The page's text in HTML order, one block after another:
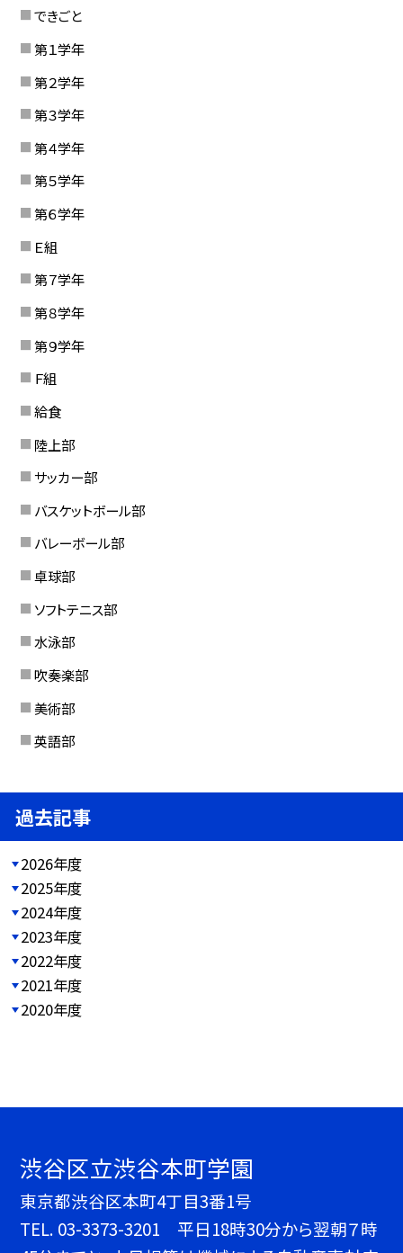
できごと
第１学年
第２学年
第３学年
第４学年
第５学年
第６学年
Ｅ組
第７学年
第８学年
第９学年
Ｆ組
給食
陸上部
サッカー部
バスケットボール部
バレーボール部
卓球部
ソフトテニス部
水泳部
吹奏楽部
美術部
英語部
過去記事
2026年度
2025年度
2024年度
2023年度
2022年度
2021年度
2020年度
渋谷区立渋谷本町学園
東京都渋谷区本町4丁目3番1号
TEL. 03-3373-3201 平日18時30分から翌朝７時